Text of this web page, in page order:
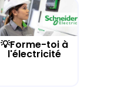
💡Forme-toi à
l'électricité